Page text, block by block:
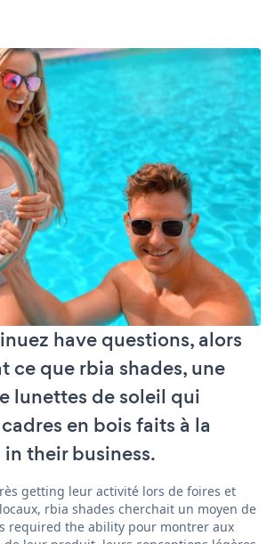
have questions, alors
ce que rbia shades, une
lunettes de soleil qui
en bois faits à la
in their business.
getting leur activité lors de foires et
rbia shades cherchait un moyen de
required the ability pour montrer aux